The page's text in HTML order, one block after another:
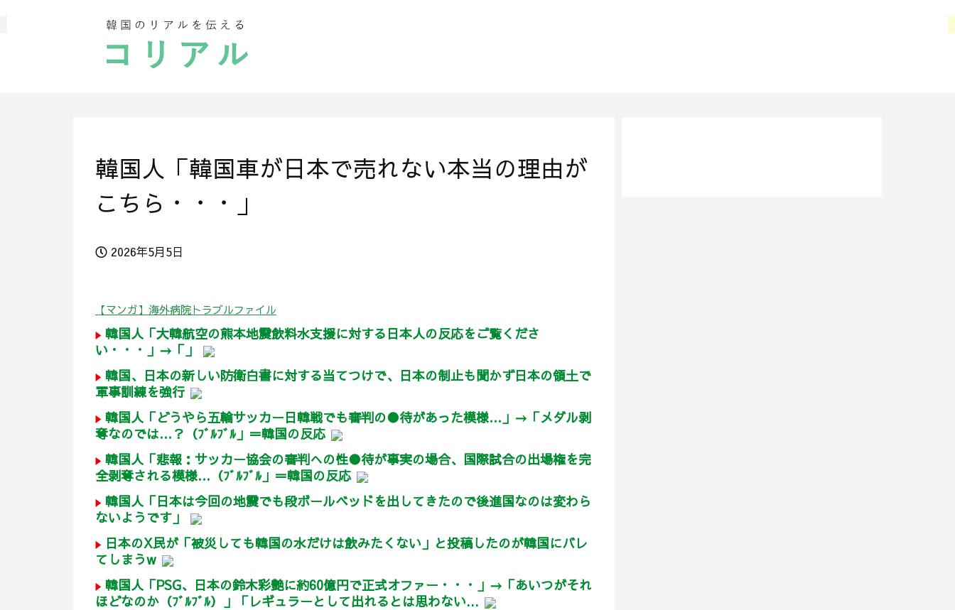
韓国人「韓国車が日本で売れない本当の理由が
こちら・・・」
2026年5月5日
【マンガ】海外病院トラブルファイル
韓国人「大韓航空の熊本地震飲料水支援に対する日本人の反応をご覧くださ
い・・・」→「」
韓国、日本の新しい防衛白書に対する当てつけで、日本の制止も聞かず日本の領土で
軍事訓練を強行
韓国人「どうやら五輪サッカー日韓戦でも審判の●待があった模様…」→「メダル剥
奪なのでは…？（ﾌﾞﾙﾌﾞﾙ」＝韓国の反応
韓国人「悲報：サッカー協会の審判への性●待が事実の場合、国際試合の出場権を完
全剥奪される模様…（ﾌﾞﾙﾌﾞﾙ」＝韓国の反応
韓国人「日本は今回の地震でも段ボールベッドを出してきたので後進国なのは変わら
ないようです」
日本のX民が「被災しても韓国の水だけは飲みたくない」と投稿したのが韓国にバレ
てしまうw
韓国人「PSG、日本の鈴木彩艶に約60億円で正式オファー・・・」→「あいつがそれ
ほどなのか（ﾌﾞﾙﾌﾞﾙ）」「レギュラーとして出れるとは思わない...